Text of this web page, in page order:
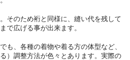
そのため裄と同様に、縫い代を残して
で広げる事が出来ます。
も、各種の着物や着る方の体型など、
）調整方法が色々とあります。実際の